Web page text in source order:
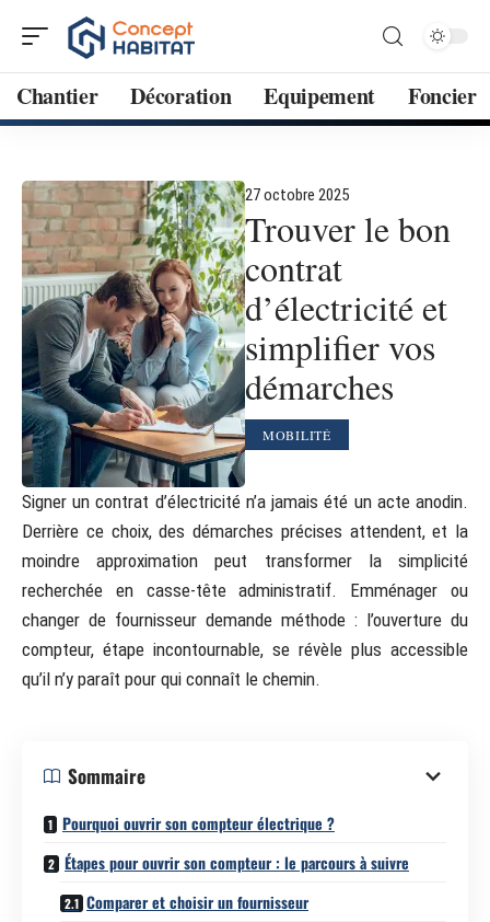
Chantier Décoration Equipement Foncier
27 octobre 2025
Trouver le bon
contrat
d’électricité et
simplifier vos
démarches
MOBILITÉ
Signer un contrat d’électricité n’a jamais été un acte anodin.
Derrière ce choix, des démarches précises attendent, et la
moindre approximation peut transformer la simplicité
recherchée en casse-tête administratif. Emménager ou
changer de fournisseur demande méthode : l’ouverture du
compteur, étape incontournable, se révèle plus accessible
qu’il n’y paraît pour qui connaît le chemin.
Sommaire
Pourquoi ouvrir son compteur électrique ?
Étapes pour ouvrir son compteur : le parcours à suivre
Comparer et choisir un fournisseur